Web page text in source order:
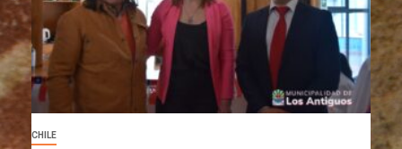
CHILE